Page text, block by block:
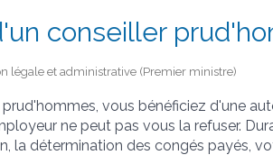
conseiller
légale et administrative (Premier ministre)
vous bénéficiez d'une
ne peut pas vous la refuser.
la détermination des congés payés,